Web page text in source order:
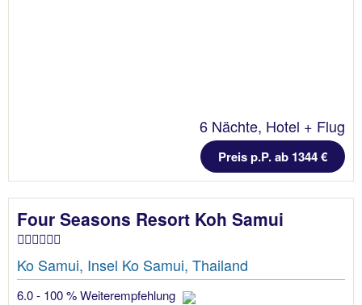
6 Nächte, Hotel + Flug
Preis p.P. ab 1344 €
Four Seasons Resort Koh Samui
Ko Samui, Insel Ko Samui, Thailand
6.0 - 100 % Weiterempfehlung